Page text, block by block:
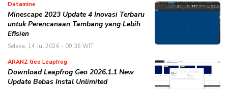
Datamine
Minescape 2023 Update 4 Inovasi Terbaru
untuk Perencanaan Tambang yang Lebih
Efisien
Selasa, 14 Jul 2026 - 09:36 WIT
ARANZ Geo Leapfrog
Download Leapfrog Geo 2026.1.1 New
Update Bebas Instal Unlimited